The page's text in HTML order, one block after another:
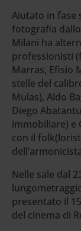
Aiutato in fase
fotografia
Milani ha
professionisti
Marras, Efisio
stelle del
Mulas), Aldo
Diego
immobiliare) e
con il
Nelle sale dal
presentato il
del cinema di